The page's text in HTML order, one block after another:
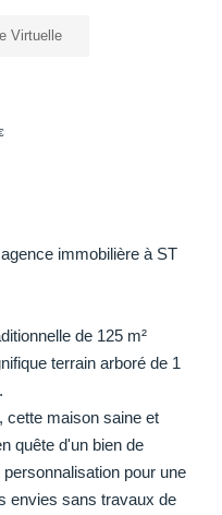
Virtuelle
immobilière à ST
de 125 m²
terrain arboré de 1
cette maison saine et
quête d'un bien de
pour une
envies sans travaux de